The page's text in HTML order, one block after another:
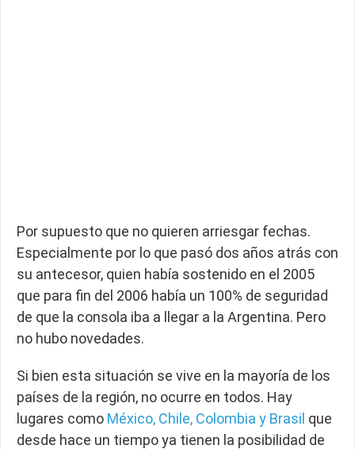
Por supuesto que no quieren arriesgar fechas.
Especialmente por lo que pasó dos años atrás con
su antecesor, quien había sostenido en el 2005
que para fin del 2006 había un 100% de seguridad
de que la consola iba a llegar a la Argentina. Pero
no hubo novedades.
Si bien esta situación se vive en la mayoría de los
países de la región, no ocurre en todos. Hay
lugares como México, Chile, Colombia y Brasil que
desde hace un tiempo ya tienen la posibilidad de